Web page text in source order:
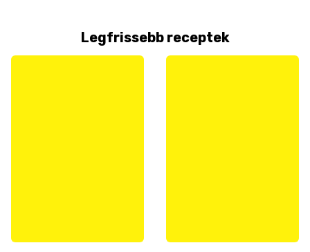
Legfrissebb receptek